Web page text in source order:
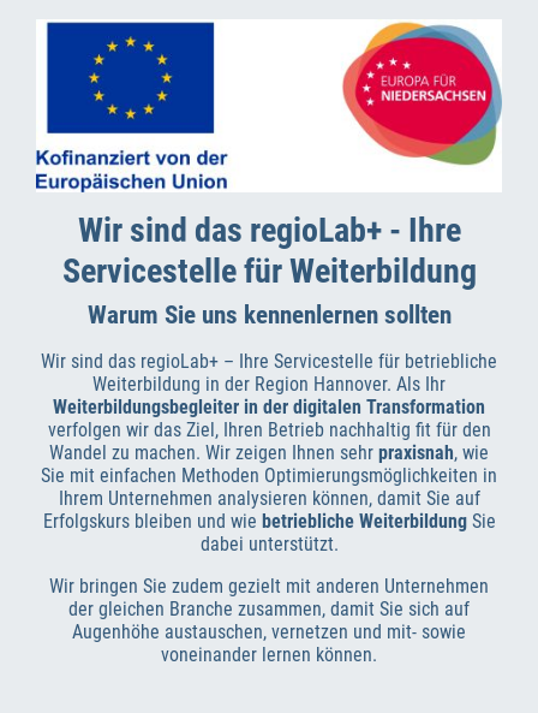
Wir sind das regioLab+ - Ihre
Servicestelle für Weiterbildung
Warum Sie uns kennenlernen sollten
Wir sind das regioLab+ – Ihre Servicestelle für betriebliche
Weiterbildung in der Region Hannover. Als Ihr
Weiterbildungsbegleiter in der digitalen Transformation
verfolgen wir das Ziel, Ihren Betrieb nachhaltig fit für den
Wandel zu machen. Wir zeigen Ihnen sehr praxisnah, wie
Sie mit einfachen Methoden Optimierungsmöglichkeiten in
Ihrem Unternehmen analysieren können, damit Sie auf
Erfolgskurs bleiben und wie betriebliche WeiterbildungSie
dabei unterstützt.
Wir bringen Sie zudem gezielt mit anderen Unternehmen
der gleichen Branche zusammen, damit Sie sich auf
Augenhöhe austauschen, vernetzen und mit- sowie
voneinander lernen können.